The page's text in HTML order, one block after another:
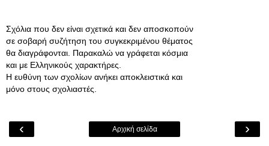
Σχόλια που δεν είναι σχετικά και δεν αποσκοπούν
σε σοβαρή συζήτηση του συγκεκριμένου θέματος
θα διαγράφονται. Παρακαλώ να γράφεται κόσμια
και με Ελληνικούς χαρακτήρες.
Η ευθύνη των σχολίων ανήκει αποκλειστικά και
μόνο στους σχολιαστές.
‹ ›
Αρχική σελίδα